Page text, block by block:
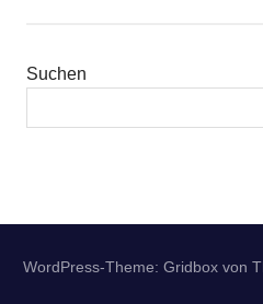
Suchen
WordPress-Theme: Gridbox von